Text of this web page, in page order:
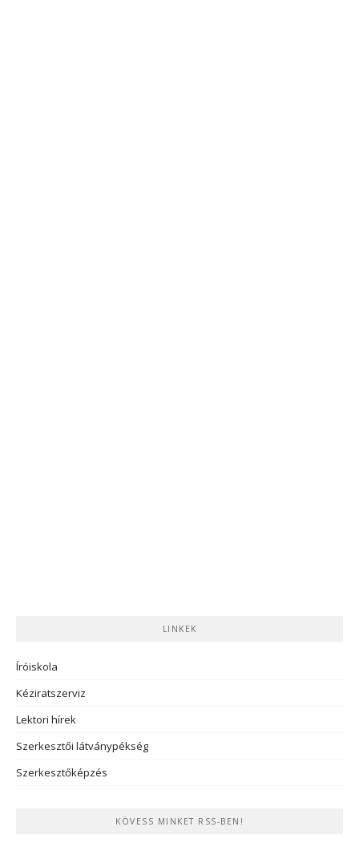
LINKEK
Íróiskola
Kéziratszerviz
Lektori hírek
Szerkesztői látványpékség
Szerkesztőképzés
KÖVESS MINKET RSS-BEN!